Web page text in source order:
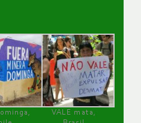
VALE mata,